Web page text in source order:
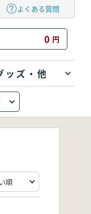
よくある質問
0 円
ッズ・他